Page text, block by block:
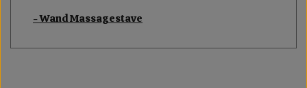
- Wand Massagestave